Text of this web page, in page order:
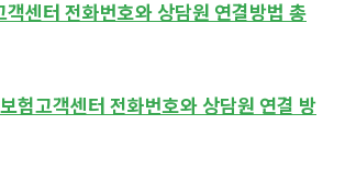
객센터 전화번호와 상담원 연결방법 총
험고객센터 전화번호와 상담원 연결 방